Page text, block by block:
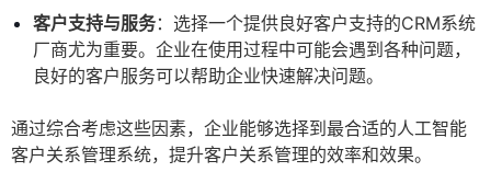
客户支持与服务：选择一个提供良好客户支持的CRM系统
厂商尤为重要。企业在使用过程中可能会遇到各种问题，
良好的客户服务可以帮助企业快速解决问题。
通过综合考虑这些因素，企业能够选择到最合适的人工智能
客户关系管理系统，提升客户关系管理的效率和效果。